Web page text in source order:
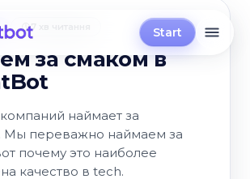
Start
7 хв читання
за смаком в
наймает за
Мы переважно наймаем за
почему это наиболее
качество в tech.